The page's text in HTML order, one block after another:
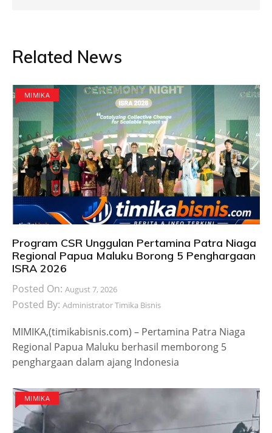
Related News
MIMIKA
Program CSR Unggulan Pertamina Patra Niaga
Regional Papua Maluku Borong 5 Penghargaan
ISRA 2026
Posted On: August 7, 2026
Posted By: Administrator Timika Bisnis
MIMIKA,(timikabisnis.com) – Pertamina Patra Niaga
Regional Papua Maluku berhasil memborong 5
penghargaan dalam ajang Indonesia
MIMIKA